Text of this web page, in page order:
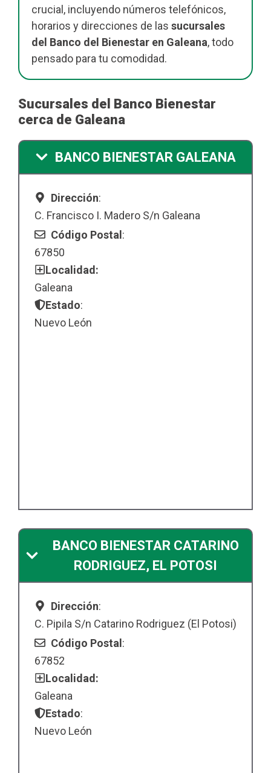
crucial, incluyendo números telefónicos,
horarios y direcciones de las sucursales
del Banco del Bienestar en Galeana, todo
pensado para tu comodidad.
Sucursales del Banco Bienestar
cerca de Galeana
BANCO BIENESTAR GALEANA
Dirección:
C. Francisco I. Madero S/n Galeana
Código Postal:
67850
Localidad:
Galeana
Estado:
Nuevo León
BANCO BIENESTAR CATARINO
RODRIGUEZ, EL POTOSI
Dirección:
C. Pipila S/n Catarino Rodriguez (El Potosi)
Código Postal:
67852
Localidad:
Galeana
Estado:
Nuevo León